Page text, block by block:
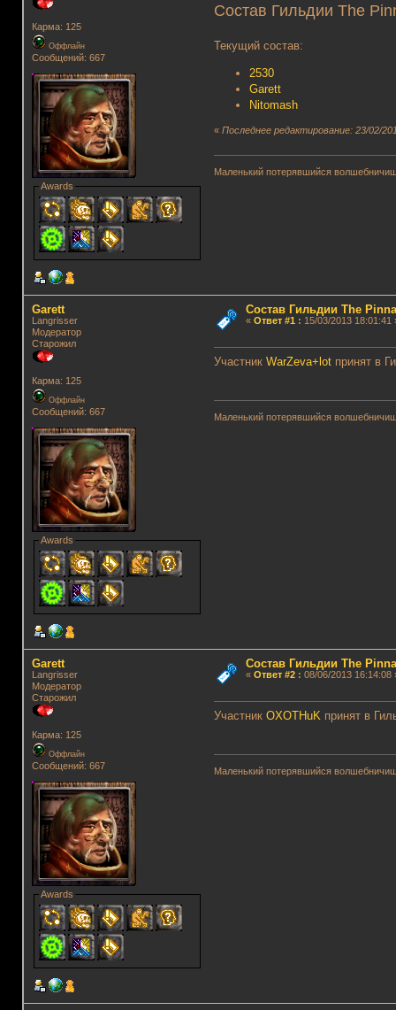
Карма: 125
Оффлайн
Сообщений: 667
Awards
Состав Гильдии The
Текущий состав:
2530
Garett
Nitomash
«Последнее редактирование: 23/02/
Маленький потерявшийся
Garett
Langrisser
Модератор
Старожил
Карма: 125
Оффлайн
Сообщений: 667
Awards
Состав Гильдии The
« Ответ #1: 15/03/2013 18:01:41
УчастникWarZeva+lot принят в
Маленький потерявшийся
Garett
Langrisser
Модератор
Старожил
Карма: 125
Оффлайн
Сообщений: 667
Awards
Состав Гильдии The
« Ответ #2: 08/06/2013 16:14:08
УчастникOXOTHuK принят в
Маленький потерявшийся